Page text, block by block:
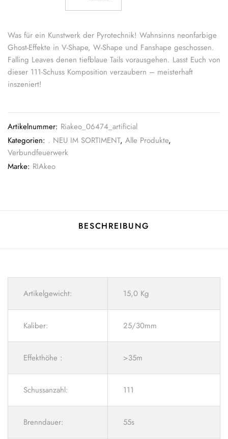
Was für ein Kunstwerk der Pyrotechnik! Wahnsinns neonfarbige
Ghost-Effekte in V-Shape, W-Shape und Fanshape geschossen.
Falling Leaves denen tiefblaue Tails vorausgehen. Lasst Euch von
dieser 111-Schuss Komposition verzaubern – meisterhaft
inszeniert!
Artikelnummer: Riakeo_06474_artificial
Kategorien: . NEU IM SORTIMENT, Alle Produkte,
Verbundfeuerwerk
Marke: RIAkeo
BESCHREIBUNG
Artikelgewicht: 15,0 Kg
Kaliber: 25/30mm
Effekthöhe : >35m
Schussanzahl: 111
Brenndauer: 55s